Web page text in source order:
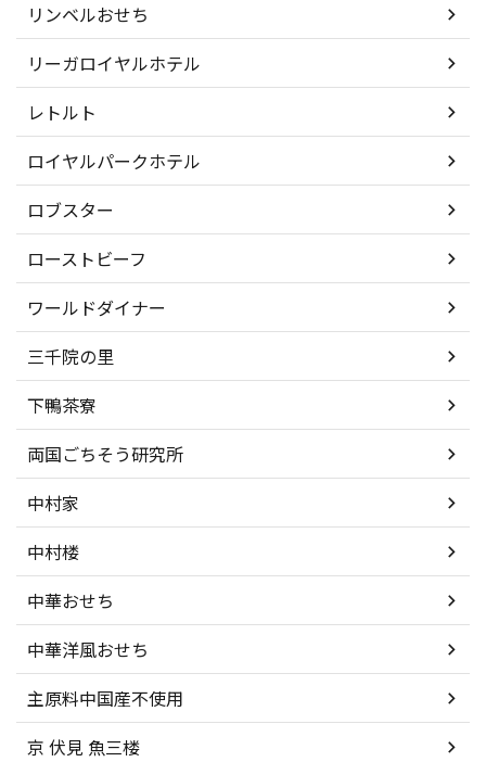
リンベルおせち
リーガロイヤルホテル
レトルト
ロイヤルパークホテル
ロブスター
ローストビーフ
ワールドダイナー
三千院の里
下鴨茶寮
両国ごちそう研究所
中村家
中村楼
中華おせち
中華洋風おせち
主原料中国産不使用
京 伏見 魚三楼